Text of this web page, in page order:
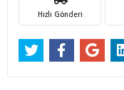
Hızlı Gönderi